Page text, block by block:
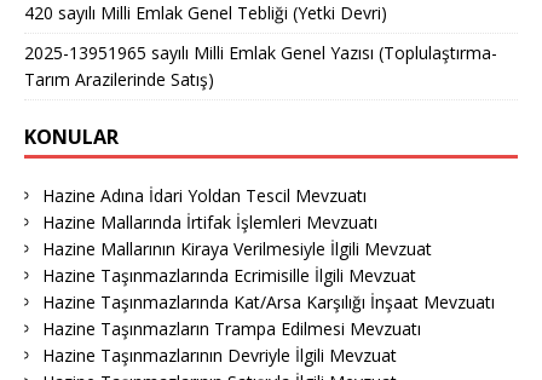
420 sayılı Milli Emlak Genel Tebliği (Yetki Devri)
2025-13951965 sayılı Milli Emlak Genel Yazısı (Toplulaştırma-
Tarım Arazilerinde Satış)
KONULAR
Hazine Adına İdari Yoldan Tescil Mevzuatı
Hazine Mallarında İrtifak İşlemleri Mevzuatı
Hazine Mallarının Kiraya Verilmesiyle İlgili Mevzuat
Hazine Taşınmazlarında Ecrimisille İlgili Mevzuat
Hazine Taşınmazlarında Kat/Arsa Karşılığı İnşaat Mevzuatı
Hazine Taşınmazların Trampa Edilmesi Mevzuatı
Hazine Taşınmazlarının Devriyle İlgili Mevzuat